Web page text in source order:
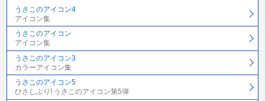
うさこのアイコン4
アイコン集
うさこのアイコン
アイコン集
うさこのアイコン3
カラーアイコン集
うさこのアイコン5
ひさしぶり! うさこのアイコン第5弾